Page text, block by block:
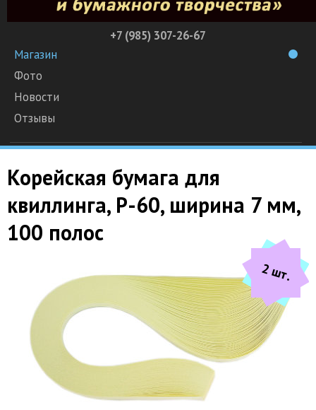
+7 (985) 307-26-67
Магазин
Фото
Новости
Отзывы
Корейская бумага для
квиллинга, P-60, ширина 7 мм,
100 полос
2 шт.